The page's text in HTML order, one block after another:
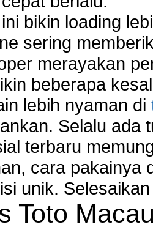
bikin loading
sering
merayakan
beberapa
lebih nyaman di
Selalu ada
terbaru
cara pakainya
unik.
Toto